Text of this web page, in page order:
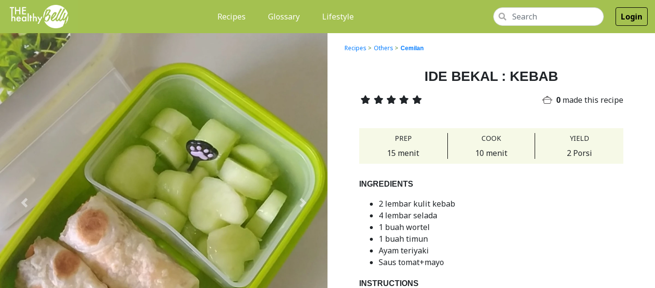
Recipes (current)Glossary Lifestyle Login
Previous Next
Recipes > Others > Cemilan
IDE BEKAL : KEBAB
0 made this recipe
PREP
15 menit
COOK
10 menit
YIELD
2 Porsi
INGREDIENTS
2 lembar kulit kebab
4 lembar selada
1 buah wortel
1 buah timun
Ayam teriyaki
Saus tomat+mayo
INSTRUCTIONS